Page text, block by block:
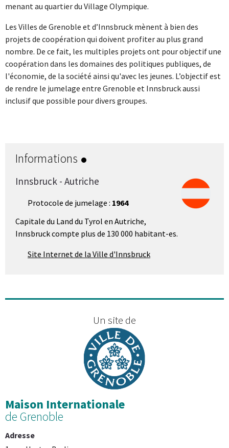
menant au quartier du Village Olympique.
Les Villes de Grenoble et d’Innsbruck mènent à bien des
projets de coopération qui doivent profiter au plus grand
nombre. De ce fait, les multiples projets ont pour objectif une
coopération dans les domaines des politiques publiques, de
l'économie, de la société ainsi qu'avec les jeunes. L’objectif est
de rendre le jumelage entre Grenoble et Innsbruck aussi
inclusif que possible pour divers groupes.
Informations
Innsbruck - Autriche
Protocole de jumelage : 1964
Capitale du Land du Tyrol en Autriche,
Innsbruck compte plus de 130 000 habitant-es.
Site Internet de la Ville d'Innsbruck
Un site de
Maison Internationale
de Grenoble
Adresse